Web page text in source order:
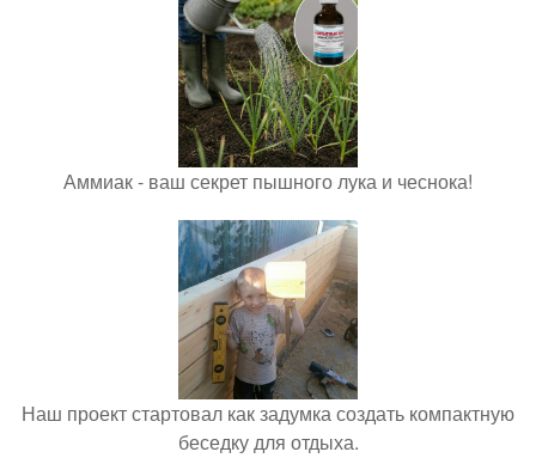
Аммиак - ваш секрет пышного лука и чеснока!
Наш проект стартовал как задумка создать компактную
беседку для отдыха.